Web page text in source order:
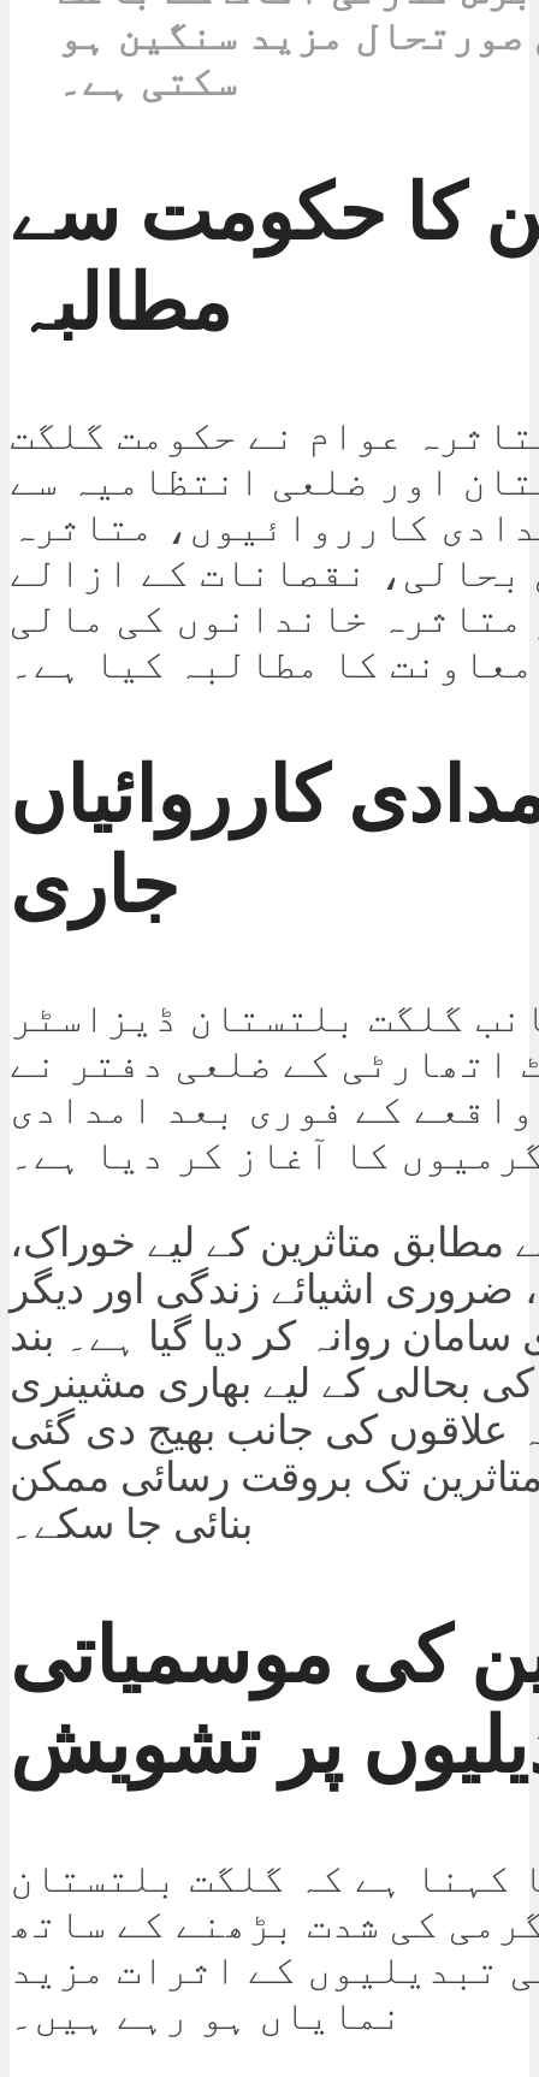
صورتحال مزید سنگین ہو
سکتی ہے۔
کا حکومت سے
مطالبہ
عوام نے حکومت گلگت
اور ضلعی انتظامیہ سے
کارروائیوں، متاثرہ
بحالی، نقصانات کے ازالے
متاثرہ خاندانوں کی مالی
معاونت کا مطالبہ کیا ہے۔
کارروائیاں
جاری
گلگت بلتستان ڈیزاسٹر
اتھارٹی کے ضلعی دفتر نے
واقعے کے فوری بعد امدادی
کا آغاز کر دیا ہے۔
مطابق متاثرین کے لیے خوراک،
ضروری اشیائے زندگی اور دیگر
سامان روانہ کر دیا گیا ہے۔ بند
بحالی کے لیے بھاری مشینری
علاقوں کی جانب بھیج دی گئی
تک بروقت رسائی ممکن
بنائی جا سکے۔
کی موسمیاتی
پر تشویش
کہنا ہے کہ گلگت بلتستان
کی شدت بڑھنے کے ساتھ
تبدیلیوں کے اثرات مزید
نمایاں ہو رہے ہیں۔